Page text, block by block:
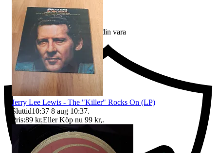
Ersättning om du inte får din vara
Jerry Lee Lewis - The "Killer" Rocks On (LP)
Sluttid10:37 8 aug 10:37.
Pris:89 kr,Eller Köp nu 99 kr,.